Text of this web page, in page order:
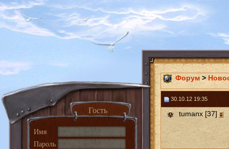
Гость
Имя
Пароль
Форум >
30.10.12 19:35
tumanx [37]